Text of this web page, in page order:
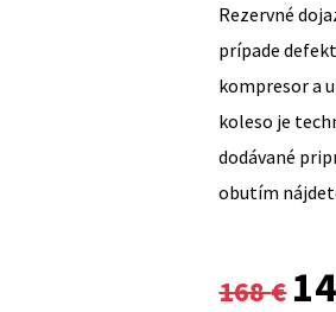
Rezervné
prípade
kompresor a
koleso je
dodávané
obutím
168€